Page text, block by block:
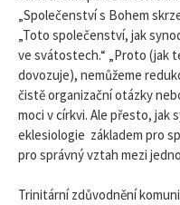
„Společenství s Bohem
„Toto společenství, jak
ve svátostech.“ „Proto (jak
dovozuje), nemůžeme
čistě organizační otázky
moci v církvi. Ale přesto, jak
eklesiologie základem pro
pro správný vztah mezi
Trinitární zdůvodnění